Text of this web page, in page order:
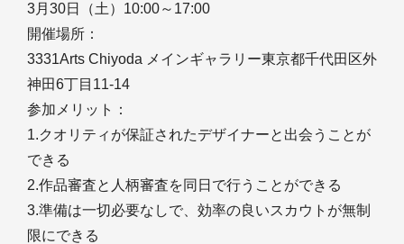
3月30日（土）10:00～17:00
開催場所：
3331Arts Chiyoda メインギャラリー東京都千代田区外
神田6丁目11-14
参加メリット：
1.クオリティが保証されたデザイナーと出会うことが
できる
2.作品審査と人柄審査を同日で行うことができる
3.準備は一切必要なしで、効率の良いスカウトが無制
限にできる